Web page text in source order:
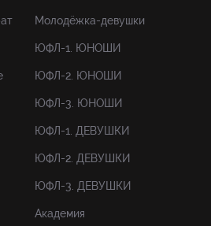
Молодёжка-девушки
ЮФЛ-1. ЮНОШИ
ЮФЛ-2. ЮНОШИ
ЮФЛ-3. ЮНОШИ
ЮФЛ-1. ДЕВУШКИ
ЮФЛ-2. ДЕВУШКИ
ЮФЛ-3. ДЕВУШКИ
Академия